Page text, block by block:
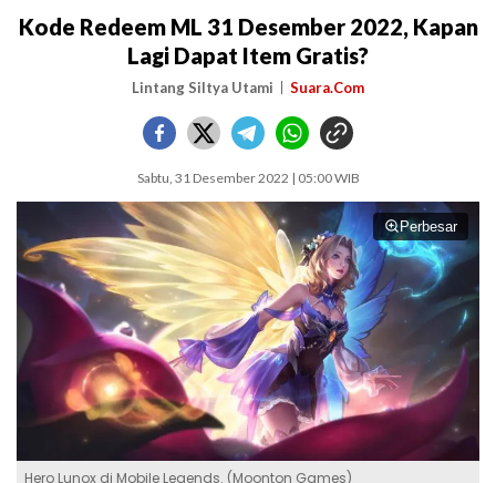
Kode Redeem ML 31 Desember 2022, Kapan
Lagi Dapat Item Gratis?
Lintang Siltya Utami Suara.Com
Sabtu, 31 Desember 2022 | 05:00 WIB
Perbesar
Hero Lunox di Mobile Legends. (Moonton Games)